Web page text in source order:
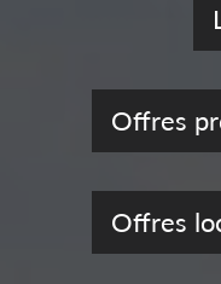
Offres
Offres